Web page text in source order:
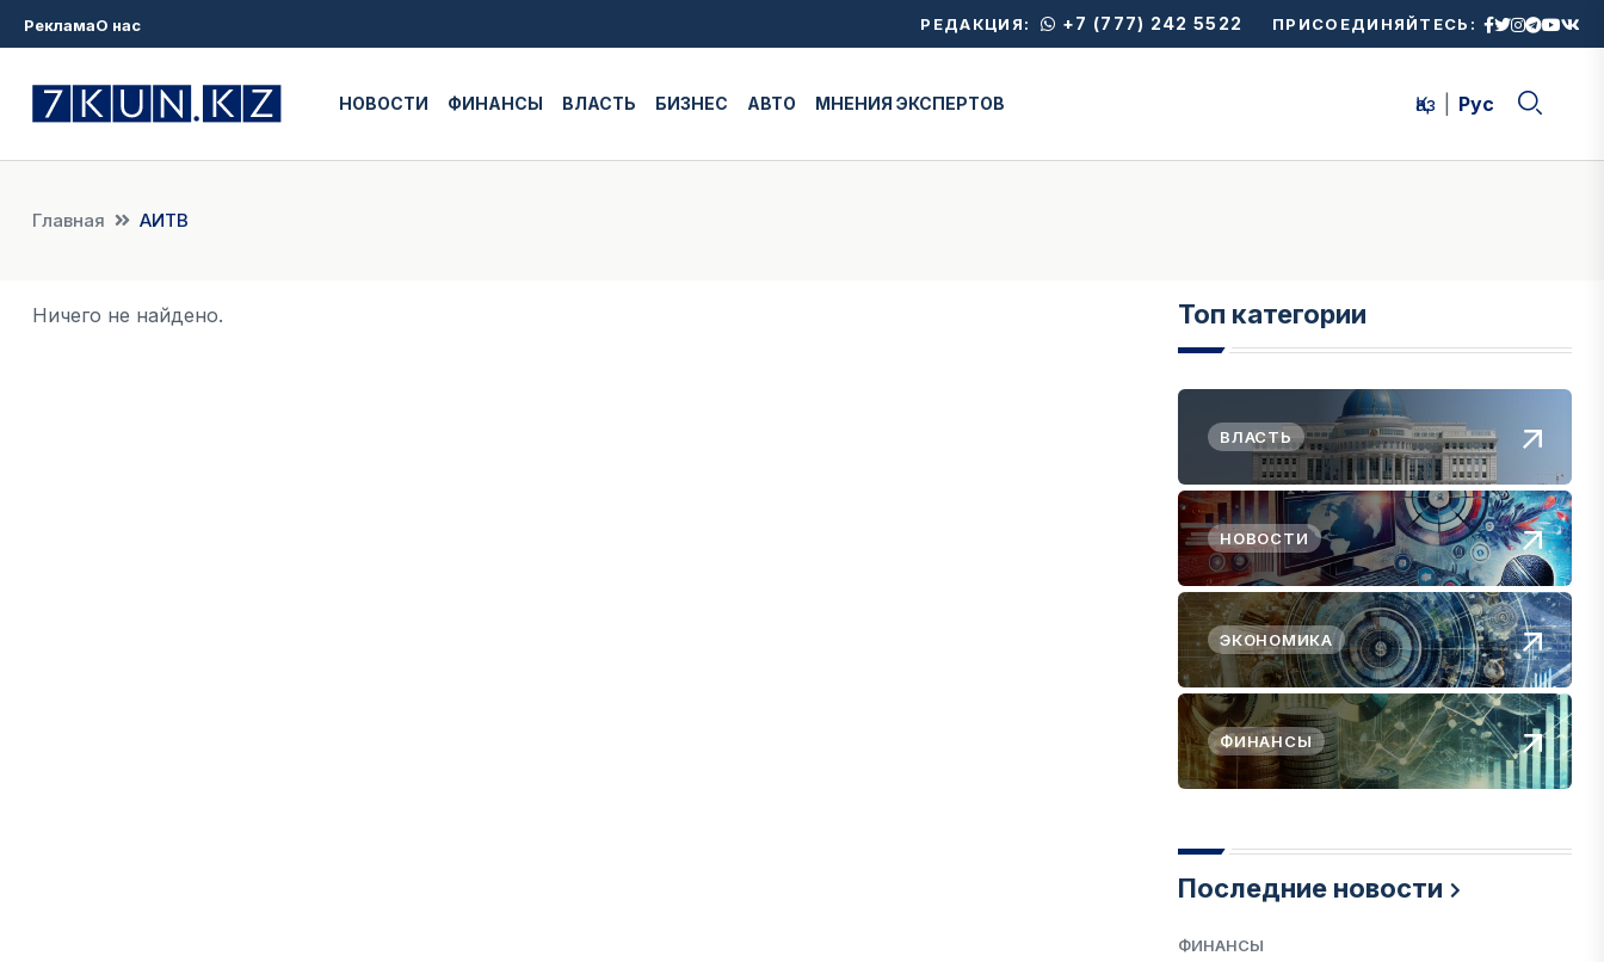
РекламаО нас РЕДАКЦИЯ: +7 (777) 242 5522 ПРИСОЕДИНЯЙТЕСЬ:
НОВОСТИ ФИНАНСЫ ВЛАСТЬ БИЗНЕС АВТО МНЕНИЯ ЭКСПЕРТОВ Қаз Рус
Главная АИТВ
Ничего не найдено. Топ категории
ВЛАСТЬ
НОВОСТИ
ЭКОНОМИКА
ФИНАНСЫ
Последние новости
ФИНАНСЫ